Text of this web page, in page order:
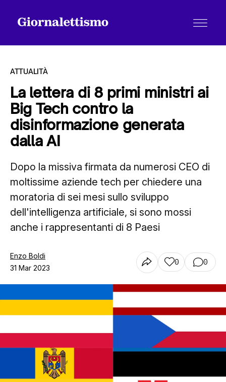
Tutti gli articoli
Contatti
ATTUALITÀ
La lettera di 8 primi ministri ai
Big Tech contro la
disinformazione generata
dalla AI
Dopo la missiva firmata da numerosi CEO di
moltissime aziende tech per chiedere una
moratoria di sei mesi sullo sviluppo
dell'intelligenza artificiale, si sono mossi
anche i rappresentanti di 8 Paesi
Enzo Boldi
31 Mar 2023
0 0